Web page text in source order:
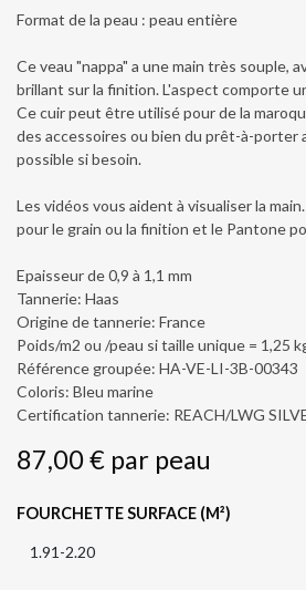
Format de la peau : peau entière
Ce veau "nappa" a une main très souple,
brillant sur la finition. L'aspect comporte
Ce cuir peut être utilisé pour de la
des accessoires ou bien du prêt-à-porter
possible si besoin.
Les vidéos vous aident à visualiser la
pour le grain ou la finition et le Pantone
Epaisseur de 0,9 à 1,1 mm
Tannerie: Haas
Origine de tannerie: France
Poids/m2 ou /peau si taille unique = 1,25
Référence groupée: HA-VE-LI-3B-00343
Coloris: Bleu marine
Certification tannerie: REACH/LWG
87,00€ par peau
FOURCHETTE SURFACE (M²)